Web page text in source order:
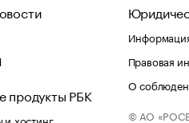
продукты РБК
хостинг
Правовая
О
© АО